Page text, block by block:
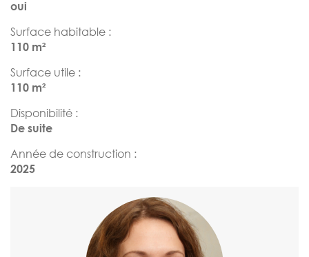
oui
Surface habitable :
110 m²
Surface utile :
110 m²
Disponibilité :
De suite
Année de construction :
2025